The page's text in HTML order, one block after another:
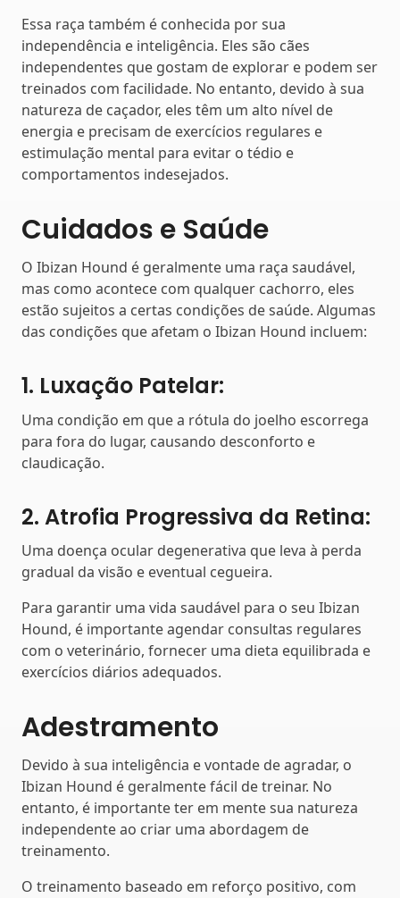
Essa raça também é conhecida por sua
independência e inteligência. Eles são cães
independentes que gostam de explorar e podem ser
treinados com facilidade. No entanto, devido à sua
natureza de caçador, eles têm um alto nível de
energia e precisam de exercícios regulares e
estimulação mental para evitar o tédio e
comportamentos indesejados.
Cuidados e Saúde
O Ibizan Hound é geralmente uma raça saudável,
mas como acontece com qualquer cachorro, eles
estão sujeitos a certas condições de saúde. Algumas
das condições que afetam o Ibizan Hound incluem:
1. Luxação Patelar:
Uma condição em que a rótula do joelho escorrega
para fora do lugar, causando desconforto e
claudicação.
2. Atrofia Progressiva da Retina:
Uma doença ocular degenerativa que leva à perda
gradual da visão e eventual cegueira.
Para garantir uma vida saudável para o seu Ibizan
Hound, é importante agendar consultas regulares
com o veterinário, fornecer uma dieta equilibrada e
exercícios diários adequados.
Adestramento
Devido à sua inteligência e vontade de agradar, o
Ibizan Hound é geralmente fácil de treinar. No
entanto, é importante ter em mente sua natureza
independente ao criar uma abordagem de
treinamento.
O treinamento baseado em reforço positivo, com